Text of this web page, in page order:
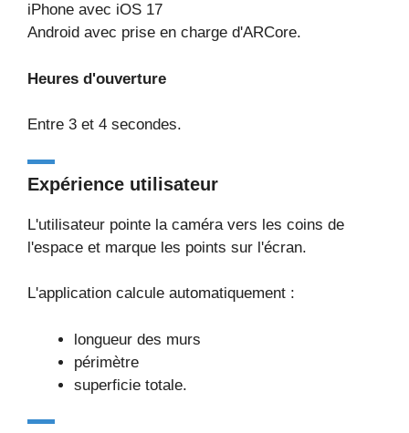
iPhone avec iOS 17
Android avec prise en charge d'ARCore.
Heures d'ouverture
Entre 3 et 4 secondes.
Expérience utilisateur
L'utilisateur pointe la caméra vers les coins de
l'espace et marque les points sur l'écran.
L'application calcule automatiquement :
longueur des murs
périmètre
superficie totale.